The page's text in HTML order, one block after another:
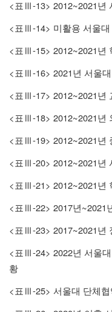
< 표 Ⅲ-13> 2012~2021 년
< 표 Ⅲ-14> 미활용 서울
< 표 Ⅲ-15> 2012~2021 년
< 표 Ⅲ-16> 2021 년 서울
< 표 Ⅲ-17> 2012~2021 년
< 표 Ⅲ-18> 2012~2021 년
< 표 Ⅲ-19> 2012~2021 년
< 표 Ⅲ-20> 2012~2021 년
< 표 Ⅲ-21> 2012~2021 년
< 표 Ⅲ-22> 2017년 ~2021
< 표 Ⅲ-23> 2017~2021 년
< 표 Ⅲ-24> 2022년 서울
황
< 표 Ⅲ-25> 서울대 단체